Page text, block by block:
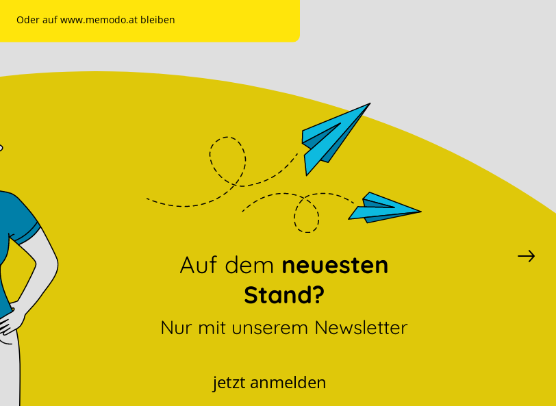
Auf dem neuesten
Stand?
Nur mit unserem Newsletter
jetzt anmelden
Oder auf www.memodo.at bleiben